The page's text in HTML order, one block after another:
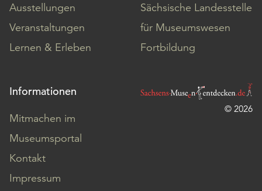
Ausstellungen
Veranstaltungen
Lernen & Erleben
Sächsische Landesstelle
für Museumswesen
Fortbildung
Informationen
Mitmachen im
Museumsportal
Kontakt
Impressum
© 2026